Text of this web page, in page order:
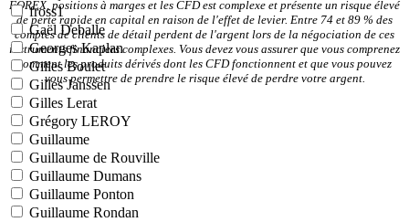
fross1
Gaël Deballe
Georges Kaplan
Gilles Boulet
Gilles Janssen
Gilles Lerat
Grégory LEROY
Guillaume
Guillaume de Rouville
Guillaume Dumans
Guillaume Ponton
Guillaume Rondan
FOREX, positions à marges et les CFD est complexe et présente un risque élevé
de perte rapide en capital en raison de l'effet de levier. Entre 74 et 89 % des
comptes de clients de détail perdent de l'argent lors de la négociation de ces
instruments financiers complexes. Vous devez vous assurer que vous comprenez
comment les produits dérivés dont les CFD fonctionnent et que vous pouvez
vous permettre de prendre le risque élevé de perdre votre argent.